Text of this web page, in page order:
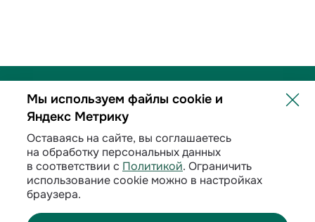
Политика обработки персональных данных
Договорные условия
Раскрытие информации
Мы используем файлы cookie и
Яндекс Метрику
Оставаясь на сайте, вы соглашаетесь
на обработку персональных данных
в соответствии с Политикой. Ограничить
использование cookie можно в настройках
браузера.